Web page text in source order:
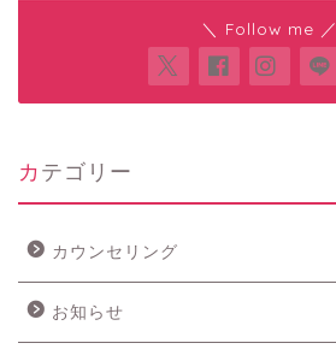
＼ Follow me ／
カテゴリー
カウンセリング
お知らせ